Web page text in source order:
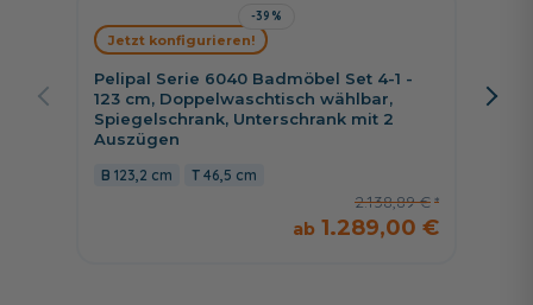
-39%
Pelipal Serie 6040 Badmöbel Set 4-1 -
123 cm, Doppelwaschtisch wählbar,
Spiegelschrank, Unterschrank mit 2
Auszügen
123,2 cm 46,5 cm
2.138,89 €
1.289,00 €
Jetzt konfigurieren!
123